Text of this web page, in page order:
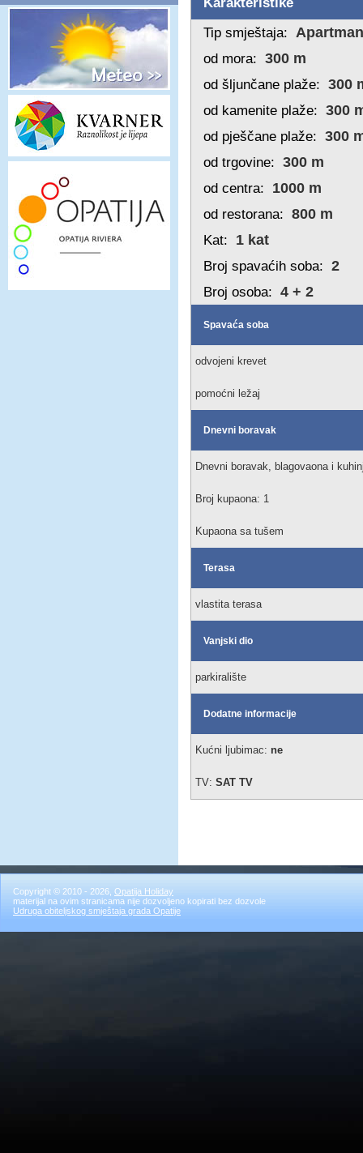
Tip smještaja:
Apartman
od mora: 300 m
od šljunčane plaže: 300
od kamenite plaže: 300
od pješčane plaže: 300
od trgovine: 300 m
od centra: 1000 m
od restorana: 800 m
Kat: 1 kat
Broj spavaćih soba: 2
Broj osoba: 4 + 2
Spavaća soba
odvojeni krevet
pomoćni ležaj
Dnevni boravak
Dnevni boravak, blagovaona i
Broj kupaona: 1
Kupaona sa tušem
Terasa
vlastita terasa
Vanjski dio
parkiralište
Dodatne informacije
Kućni ljubimac: ne
TV: SAT TV
Copyright © 2010 - 2026, Opatija Holiday
materijal na ovim stranicama nije dozvoljeno kopirati bez dozvole
Udruga obiteljskog smještaja grada Opatije